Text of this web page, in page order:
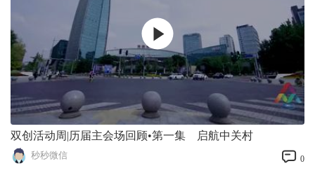
双创活动周|历届主会场回顾•第一集 启航中关村
秒秒微信 0